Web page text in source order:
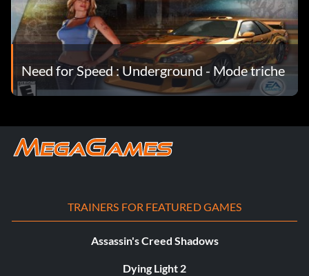
Need for Speed : Underground - Mode triche
TRAINERS FOR FEATURED GAMES
Assassin's Creed Shadows
Dying Light 2